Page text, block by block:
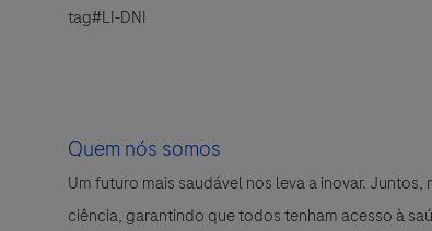
tag#LI-DNI
Quem nós somos
Um futuro mais saudável nos leva a inovar.
ciência, garantindo que todos tenham acesso à